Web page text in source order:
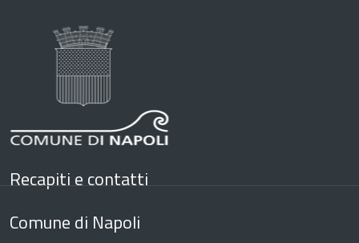
Recapiti e contatti
Comune di Napoli